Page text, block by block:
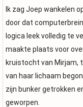
Ik zag Joep wankelen
door dat
logica leek volledig te
maakte plaats voor
kruistocht van Mirjam,
van haar lichaam
zijn bunker getrokken
geworpen.